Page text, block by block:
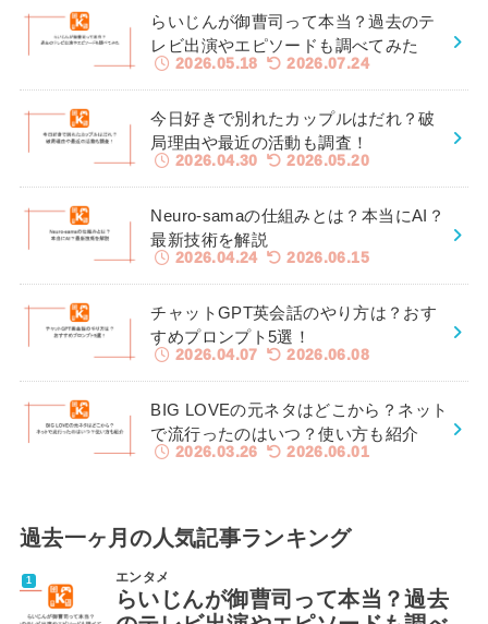
らいじんが御曹司って本当？過去のテ
レビ出演やエピソードも調べてみた
2026.05.18 2026.07.24
今日好きで別れたカップルはだれ？破
局理由や最近の活動も調査！
2026.04.30 2026.05.20
Neuro-samaの仕組みとは？本当にAI？
最新技術を解説
2026.04.24 2026.06.15
チャットGPT英会話のやり方は？おす
すめプロンプト5選！
2026.04.07 2026.06.08
BIG LOVEの元ネタはどこから？ネット
で流行ったのはいつ？使い方も紹介
2026.03.26 2026.06.01
過去一ヶ月の人気記事ランキング
エンタメ
らいじんが御曹司って本当？過去